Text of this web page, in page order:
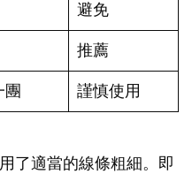
避免
推薦
團 謹慎使用
了適當的線條粗細。即